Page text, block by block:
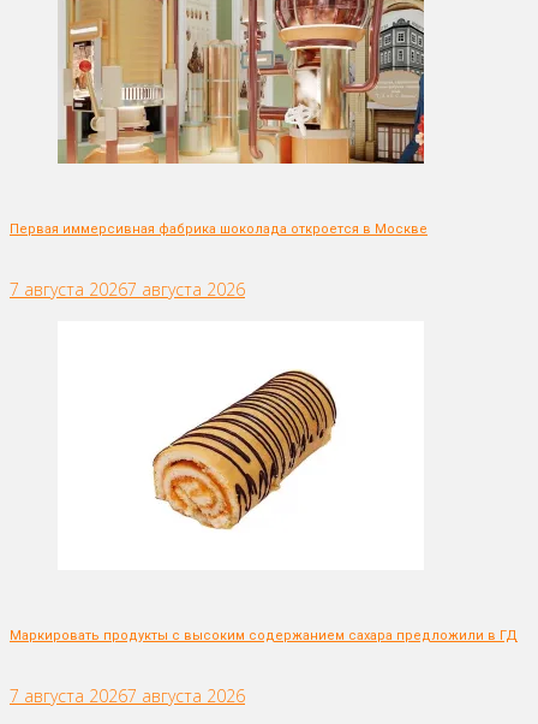
Первая иммерсивная фабрика шоколада откроется в Москве
7 августа 20267 августа 2026
Маркировать продукты с высоким содержанием сахара предложили в ГД
7 августа 20267 августа 2026